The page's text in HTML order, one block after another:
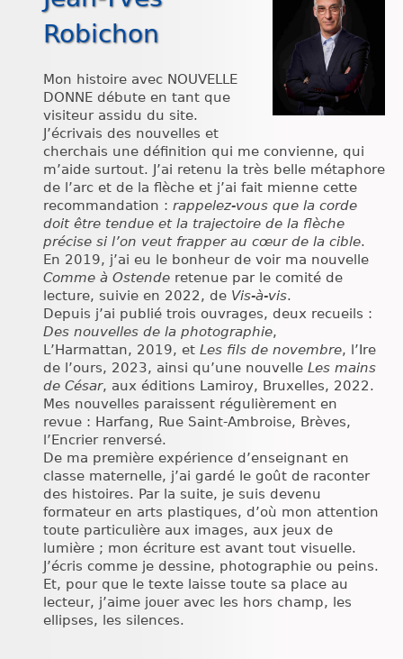
Nouvelles à lire
Chroniques
Robichon
Mon histoire avec NOUVELLE
DONNE débute en tant que
visiteur assidu du site.
J’écrivais des nouvelles et
cherchais une définition qui me convienne, qui
m’aide surtout. J’ai retenu la très belle métaphore
de l’arc et de la flèche et j’ai fait mienne cette
recommandation : rappelez-vous que la corde
doit être tendue et la trajectoire de la flèche
précise si l’on veut frapper au cœur de la cible.
En 2019, j’ai eu le bonheur de voir ma nouvelle
Comme à Ostende retenue par le comité de
lecture, suivie en 2022, de Vis-à-vis.
Depuis j’ai publié trois ouvrages, deux recueils :
Des nouvelles de la photographie,
L’Harmattan, 2019, et Les fils de novembre, l’Ire
de l’ours, 2023, ainsi qu’une nouvelle Les mains
de César, aux éditions Lamiroy, Bruxelles, 2022.
Mes nouvelles paraissent régulièrement en
revue : Harfang, Rue Saint-Ambroise, Brèves,
l’Encrier renversé.
De ma première expérience d’enseignant en
classe maternelle, j’ai gardé le goût de raconter
des histoires. Par la suite, je suis devenu
formateur en arts plastiques, d’où mon attention
toute particulière aux images, aux jeux de
lumière ; mon écriture est avant tout visuelle.
J’écris comme je dessine, photographie ou peins.
Et, pour que le texte laisse toute sa place au
lecteur, j’aime jouer avec les hors champ, les
ellipses, les silences.